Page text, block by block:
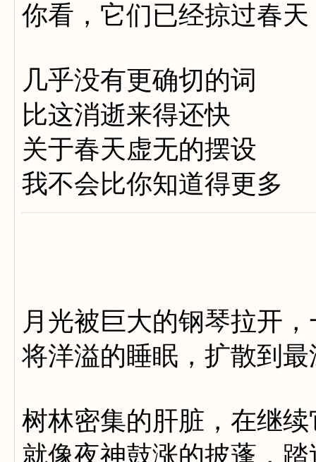
你看，它们已经掠过春天
几乎没有更确切的词
比这消逝来得还快
关于春天虚无的摆设
我不会比你知道得更多
月光被巨大的钢琴拉开
将洋溢的睡眠，扩散到
树林密集的肝脏，在继
就像夜神鼓涨的披蓬，